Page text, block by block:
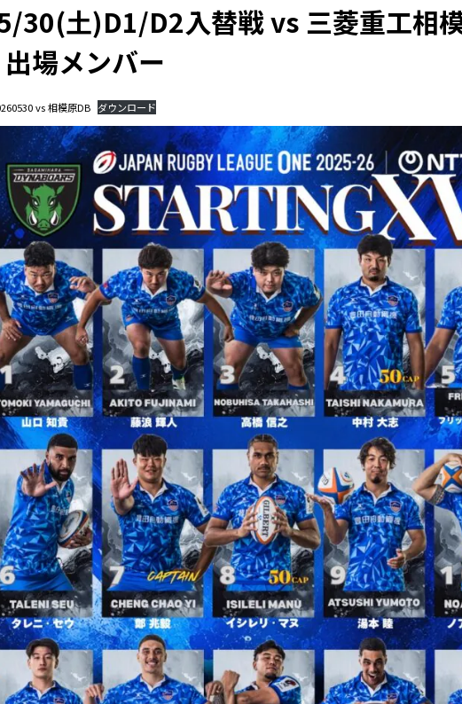
30(土)D1/D2入替戦 vs 三菱重工相
場メンバー
vs 相模原DB ダウンロード